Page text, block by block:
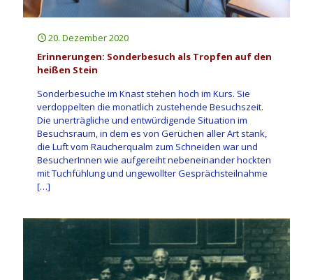
20. Dezember 2020
Erinnerungen: Sonderbesuch als Tropfen auf den
heißen Stein
Sonderbesuche im Knast stehen hoch im Kurs. Sie
verdoppelten die monatlich zustehende Besuchszeit.
Die unerträgliche und entwürdigende Situation im
Besuchsraum, in dem es von Gerüchen aller Art stank,
die Luft vom Raucherqualm zum Schneiden war und
BesucherInnen wie aufgereiht nebeneinander hockten
mit Tuchfühlung und ungewollter Gesprächsteilnahme
[…]